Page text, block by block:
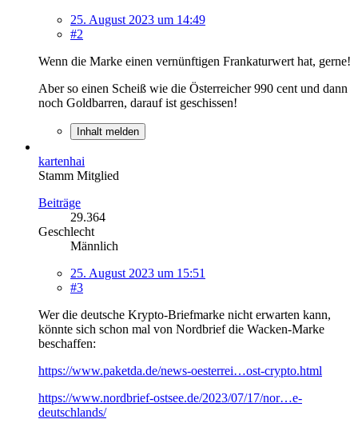
25. August 2023 um 14:49
#2
Wenn die Marke einen vernünftigen Frankaturwert hat, gerne!
Aber so einen Scheiß wie die Österreicher 990 cent und dann
noch Goldbarren, darauf ist geschissen!
Inhalt melden
kartenhai
Stamm Mitglied
Beiträge
29.364
Geschlecht
Männlich
25. August 2023 um 15:51
#3
Wer die deutsche Krypto-Briefmarke nicht erwarten kann,
könnte sich schon mal von Nordbrief die Wacken-Marke
beschaffen:
https://www.paketda.de/news-oesterrei…ost-crypto.html
https://www.nordbrief-ostsee.de/2023/07/17/nor…e-
deutschlands/